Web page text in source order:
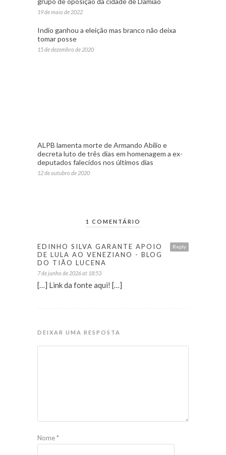
19 de maio de 2022
Indio ganhou a eleição mas branco não deixa
tomar posse
15 de dezembro de 2020
ALPB lamenta morte de Armando Abílio e
decreta luto de três dias em homenagem a ex-
deputados falecidos nos últimos dias
12 de outubro de 2020
1 COMENTÁRIO
Reply
EDINHO SILVA GARANTE APOIO
DE LULA AO VENEZIANO - BLOG
DO TIÃO LUCENA
7 de junho de 2026 at 18:53
[…] Link da fonte aqui! […]
DEIXAR UMA RESPOSTA
Nome*